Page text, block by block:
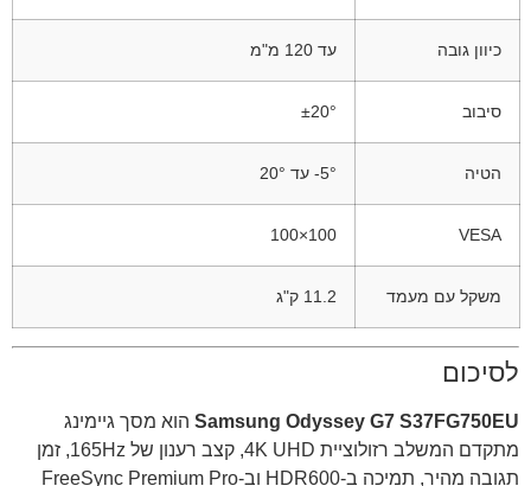
כיוון גובה עד 120 מ"מ
סיבוב ±20°
הטיה ‎-5° עד ‎20°
VESA
100×100
משקל עם מעמד 11.2 ק"ג
לסיכום
Samsung Odyssey G7 S37FG750EU הוא מסך גיימינג
מתקדם המשלב רזולוציית 4K UHD, קצב רענון של 165Hz, זמן
תגובה מהיר, תמיכה ב-HDR600 וב-FreeSync Premium Pro